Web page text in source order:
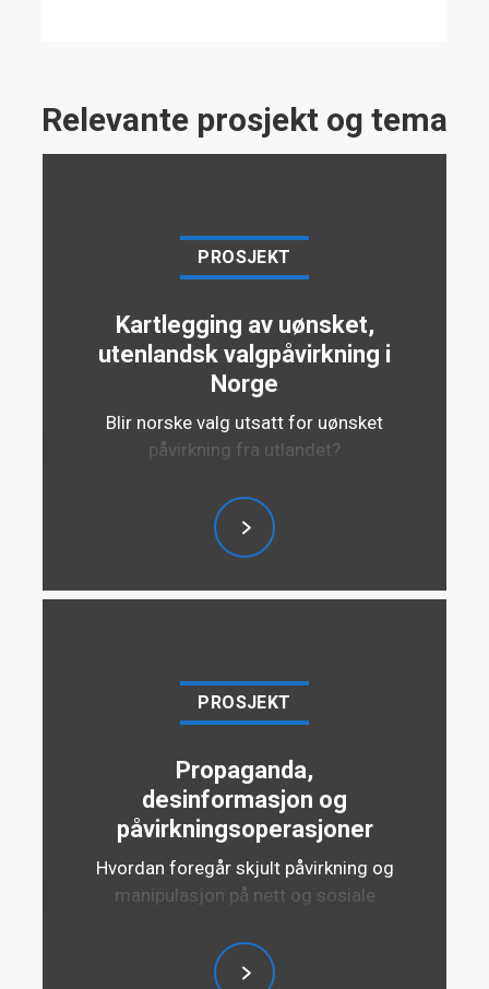
Relevante prosjekt og tema
PROSJEKT
Kartlegging av uønsket,
utenlandsk valgpåvirkning i
Norge
Blir norske valg utsatt for uønsket
påvirkning fra utlandet?
PROSJEKT
Propaganda,
desinformasjon og
påvirkningsoperasjoner
Hvordan foregår skjult påvirkning og
manipulasjon på nett og sosiale
Norges politiske og militære
handlefrihet og hvordan kan vi som